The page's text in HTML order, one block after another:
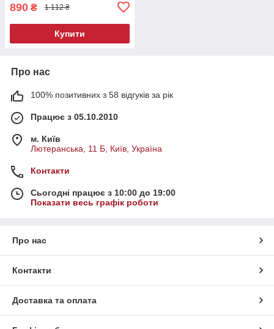
890 ₴ 1 112 ₴
Купити
Про нас
100% позитивних з 58 відгуків за рік
Працює з 05.10.2010
м. Київ
Лютеранська, 11 Б, Київ, Україна
Контакти
Сьогодні працює з 10:00 до 19:00
Показати весь графік роботи
Про нас
Контакти
Доставка та оплата